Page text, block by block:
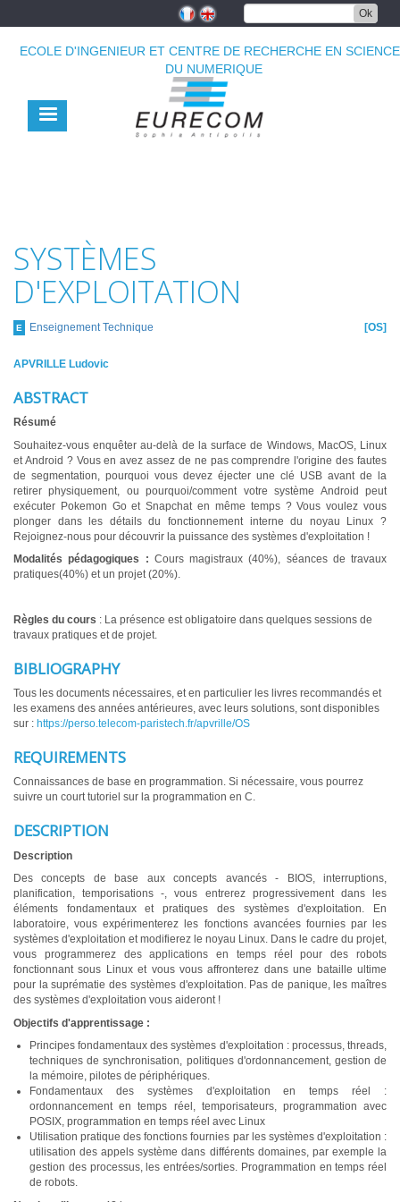
principal
Ok
ECOLE D'INGENIEUR ET CENTRE DE RECHERCHE EN
DU NUMERIQUE
SYSTÈMES
D'EXPLOITATION
E Enseignement Technique OS
APVRILLE Ludovic
ABSTRACT
Résumé
Souhaitez-vous enquêter au-delà de la surface de Windows, MacOS, Linux
et Android ? Vous en avez assez de ne pas comprendre l'origine des fautes
de segmentation, pourquoi vous devez éjecter une clé USB avant de la
retirer physiquement, ou pourquoi/comment votre système Android peut
exécuter Pokemon Go et Snapchat en même temps ? Vous voulez vous
plonger dans les détails du fonctionnement interne du noyau Linux ?
Rejoignez-nous pour découvrir la puissance des systèmes d'exploitation !
Modalités pédagogiques : Cours magistraux (40%), séances de travaux
pratiques(40%) et un projet (20%).
Règles du cours : La présence est obligatoire dans quelques sessions de
travaux pratiques et de projet.
BIBLIOGRAPHY
Tous les documents nécessaires, et en particulier les livres recommandés et
les examens des années antérieures, avec leurs solutions, sont disponibles
sur : https://perso.telecom-paristech.fr/apvrille/OS
REQUIREMENTS
Connaissances de base en programmation. Si nécessaire, vous pourrez
suivre un court tutoriel sur la programmation en C.
DESCRIPTION
Description
Des concepts de base aux concepts avancés - BIOS, interruptions,
planification, temporisations -, vous entrerez progressivement dans les
éléments fondamentaux et pratiques des systèmes d'exploitation. En
laboratoire, vous expérimenterez les fonctions avancées fournies par les
systèmes d'exploitation et modifierez le noyau Linux. Dans le cadre du projet,
vous programmerez des applications en temps réel pour des robots
fonctionnant sous Linux et vous vous affronterez dans une bataille ultime
pour la suprématie des systèmes d'exploitation. Pas de panique, les maîtres
des systèmes d'exploitation vous aideront !
Objectifs d'apprentissage :
Principes fondamentaux des systèmes d'exploitation : processus, threads,
techniques de synchronisation, politiques d'ordonnancement, gestion de
la mémoire, pilotes de périphériques.
Fondamentaux des systèmes d'exploitation en temps réel :
ordonnancement en temps réel, temporisateurs, programmation avec
POSIX, programmation en temps réel avec Linux
Utilisation pratique des fonctions fournies par les systèmes d'exploitation :
utilisation des appels système dans différents domaines, par exemple la
gestion des processus, les entrées/sorties. Programmation en temps réel
de robots.